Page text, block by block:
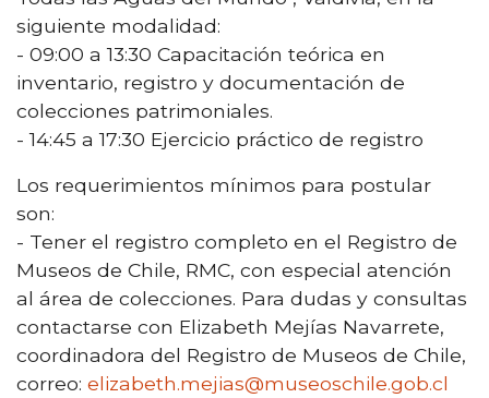
siguiente modalidad:
- 09:00 a 13:30 Capacitación teórica en
inventario, registro y documentación de
colecciones patrimoniales.
- 14:45 a 17:30 Ejercicio práctico de registro
Los requerimientos mínimos para postular
son:
- Tener el registro completo en el Registro de
Museos de Chile, RMC, con especial atención
al área de colecciones. Para dudas y consultas
contactarse con Elizabeth Mejías Navarrete,
coordinadora del Registro de Museos de Chile,
correo: elizabeth.mejias@museoschile.gob.cl